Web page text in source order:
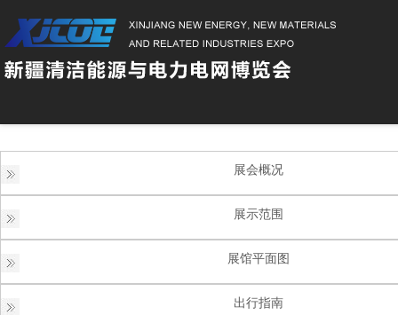
展会概况
展示范围
展馆平面图
出行指南